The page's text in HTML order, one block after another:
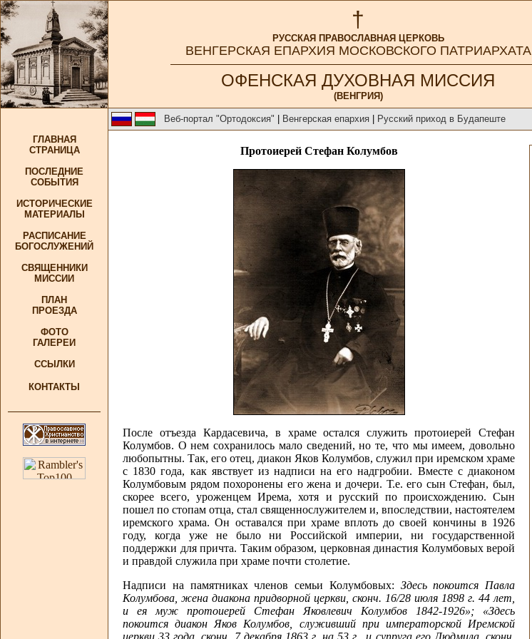
†
РУССКАЯ ПРАВОСЛАВНАЯ ЦЕРКОВЬ
ВЕНГЕРСКАЯ ЕПАРХИЯ МОСКОВСКОГО ПАТРИАРХАТА
ОФЕНСКАЯ ДУХОВНАЯ МИССИЯ
(ВЕНГРИЯ)
ГЛАВНАЯ
СТРАНИЦА
ПОСЛЕДНИЕ
СОБЫТИЯ
ИСТОРИЧЕСКИЕ
МАТЕРИАЛЫ
РАСПИСАНИЕ
БОГОСЛУЖЕНИЙ
СВЯЩЕННИКИ
МИССИИ
ПЛАН
ПРОЕЗДА
ФОТО
ГАЛЕРЕИ
ССЫЛКИ
КОНТАКТЫ
Веб-портал "Ортодоксия" Венгерская епархия Русский приход в Будапеште
Протоиерей Стефан Колумбов
После отъезда Кардасевича, в храме остался служить протоиерей Стефан
Колумбов. О нем сохранилось мало сведений, но те, что мы имеем, довольно
любопытны. Так, его отец, диакон Яков Колумбов, служил при иремском храме
с 1830 года, как явствует из надписи на его надгробии. Вместе с диаконом
Колумбовым рядом похоронены его жена и дочери. Т.е. его сын Стефан, был,
скорее всего, уроженцем Ирема, хотя и русский по происхождению. Сын
пошел по стопам отца, стал священнослужителем и, впоследствии, настоятелем
иремского храма. Он оставался при храме вплоть до своей кончины в 1926
году, когда уже не было ни Российской империи, ни государственной
поддержки для причта. Таким образом, церковная династия Колумбовых верой
и правдой служила при храме почти столетие.
Надписи на памятниках членов семьи Колумбовых: Здесь покоится Павла
Колумбова, жена диакона придворной церкви, сконч. 16/28 июля 1898 г. 44 лет,
и ея муж протоиерей Стефан Яковлевич Колумбов 1842-1926»; «Здесь
покоится диакон Яков Колумбов, служивший при императорской Иремской
церкви 33 года, сконч. 7 декабря 1863 г. на 53 г., и супруга его Людмила, сконч.